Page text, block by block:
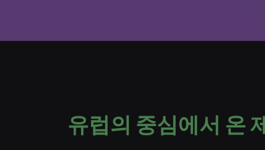
유럽의 중심에서 온